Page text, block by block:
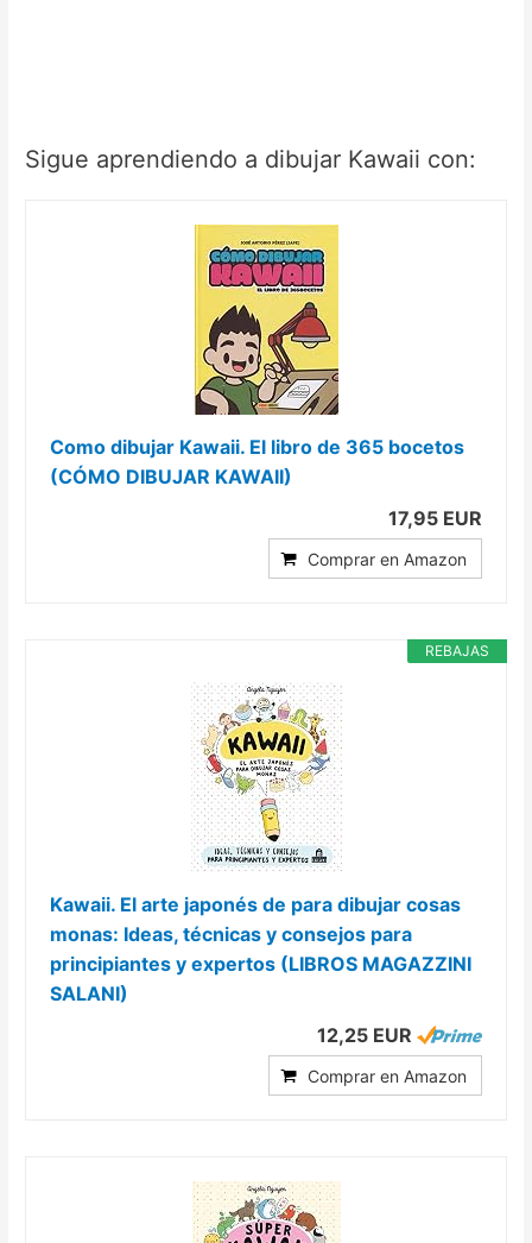
Sigue aprendiendo a dibujar Kawaii con:
Como dibujar Kawaii. El libro de 365 bocetos
(CÓMO DIBUJAR KAWAII)
17,95 EUR
Comprar en Amazon
REBAJAS
Kawaii. El arte japonés de para dibujar cosas
monas: Ideas, técnicas y consejos para
principiantes y expertos (LIBROS MAGAZZINI
SALANI)
12,25 EUR
Comprar en Amazon